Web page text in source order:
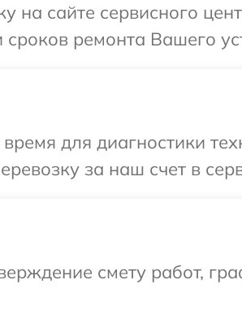
на сайте сервисного
ремонта Вашего
для диагностики
за наш счет в
смету работ,